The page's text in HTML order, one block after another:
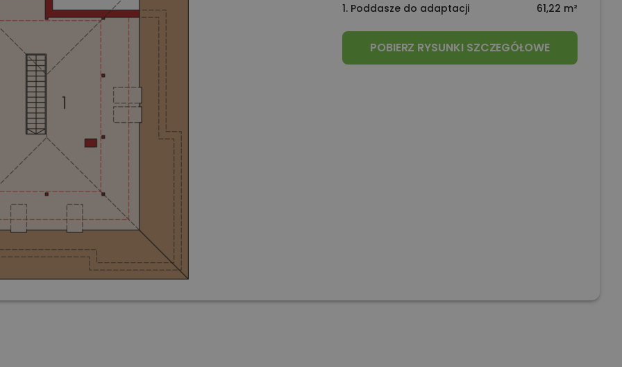
1. Poddasze do adaptacji 61,22 m²
POBIERZ RYSUNKI SZCZEGÓŁOWE